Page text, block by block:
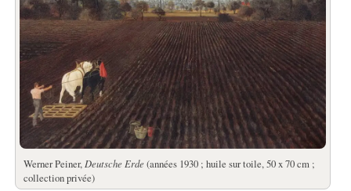
Werner Peiner, Deutsche Erde (années 1930 ; huile sur toile, 50 x 70 cm ;
collection privée)